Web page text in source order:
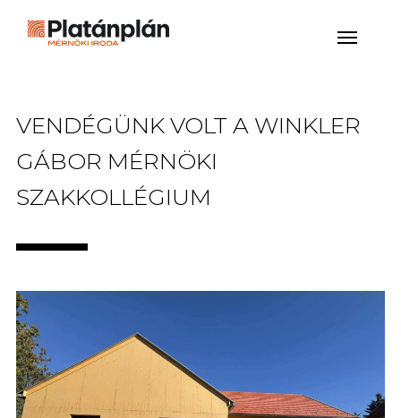
VENDÉGÜNK VOLT A WINKLER
GÁBOR MÉRNÖKI
SZAKKOLLÉGIUM